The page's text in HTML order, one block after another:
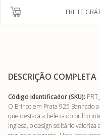
FRETE
DESCRIÇÃO COMPLETA
Código identificador (SKU):
O Brinco em Prata 925 Banhado
que destaca a beleza do brilho
inglesa, o design solitário